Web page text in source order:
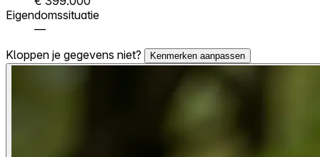
Eigendomssituatie
—
Kloppen je gegevens niet?
Kenmerken aanpassen